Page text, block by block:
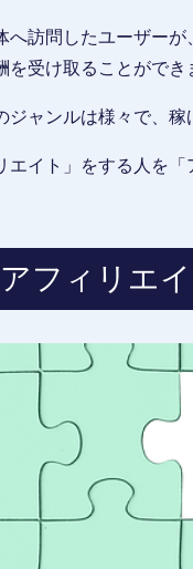
へ訪問したユーザー
を受け取ることができ
ジャンルは様々で、稼
エイト」をする人を「
フィリエ